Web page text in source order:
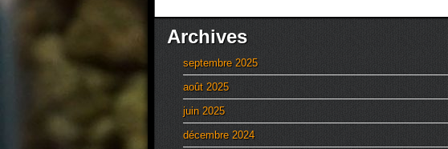
Archives
septembre 2025
août 2025
juin 2025
décembre 2024